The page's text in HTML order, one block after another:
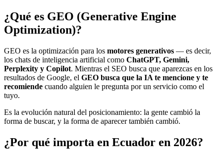
¿Qué es GEO (Generative Engine
Optimization)?
GEO es la optimización para los motores generativos — es decir,
los chats de inteligencia artificial como ChatGPT, Gemini,
Perplexity y Copilot. Mientras el SEO busca que aparezcas en los
resultados de Google, el GEO busca que la IA te mencione y te
recomiende cuando alguien le pregunta por un servicio como el
tuyo.
Es la evolución natural del posicionamiento: la gente cambió la
forma de buscar, y la forma de aparecer también cambió.
¿Por qué importa en Ecuador en 2026?